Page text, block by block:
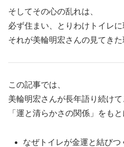
そしてその心の乱れは、
必ず住まい、とりわけトイレ
それが美輪明宏さんの見てきた
この記事では、
美輪明宏さんが長年語り続けて
「運と清らかさの関係」をもと
なぜトイレが金運と結びつ